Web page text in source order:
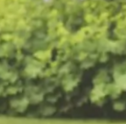
De voordelen van